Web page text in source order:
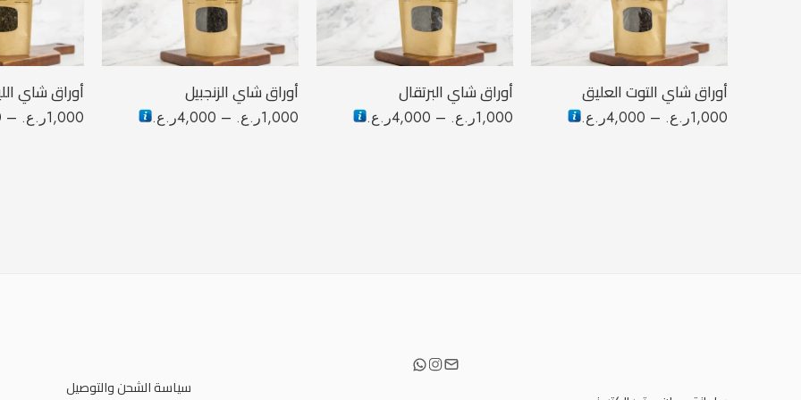
أوراق شاي التوت العليق
1,000ر.ع. –
4,000ر.ع.
250 جرام
أوراق شاي البرتقال
1,000ر.ع. –
4,000ر.ع.
250 جرام
أوراق شاي الزنجبيل
1,000ر.ع. –
4,000ر.ع.
250 جرام
أوراق شاي
1,000ر.ع. –
250 جرام
سياسة الشحن والتوصيل